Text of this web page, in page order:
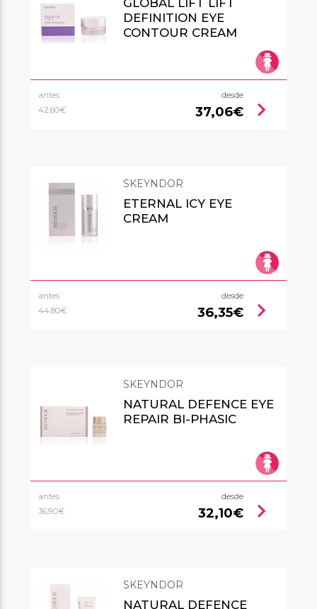
GLOBAL LIFT LIFT
DEFINITION EYE
CONTOUR CREAM
antes
42,60€
desde
37,06€ chevron_right
SKEYNDOR
ETERNAL ICY EYE
CREAM
antes
44,80€
desde
36,35€ chevron_right
SKEYNDOR
NATURAL DEFENCE EYE
REPAIR BI-PHASIC
antes
36,90€
desde
32,10€ chevron_right
SKEYNDOR
NATURAL DEFENCE